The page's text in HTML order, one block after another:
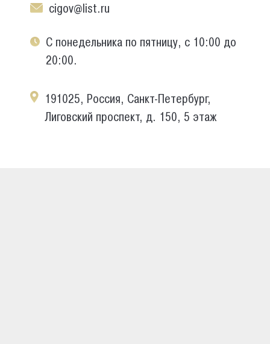
cigov@list.ru
С понедельника по пятницу, с 10:00 до
20:00.
191025, Россия, Санкт-Петербург,
Лиговский проспект, д. 150, 5 этаж